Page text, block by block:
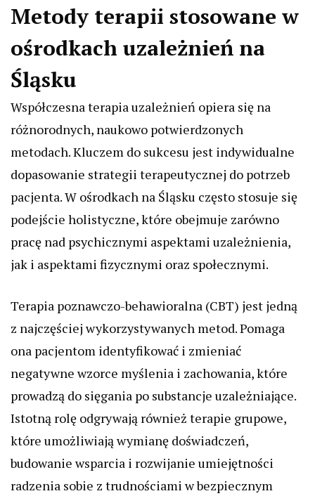
Metody terapii stosowane w
ośrodkach uzależnień na
Śląsku
Współczesna terapia uzależnień opiera się na
różnorodnych, naukowo potwierdzonych
metodach. Kluczem do sukcesu jest indywidualne
dopasowanie strategii terapeutycznej do potrzeb
pacjenta. W ośrodkach na Śląsku często stosuje się
podejście holistyczne, które obejmuje zarówno
pracę nad psychicznymi aspektami uzależnienia,
jak i aspektami fizycznymi oraz społecznymi.
Terapia poznawczo-behawioralna (CBT) jest jedną
z najczęściej wykorzystywanych metod. Pomaga
ona pacjentom identyfikować i zmieniać
negatywne wzorce myślenia i zachowania, które
prowadzą do sięgania po substancje uzależniające.
Istotną rolę odgrywają również terapie grupowe,
które umożliwiają wymianę doświadczeń,
budowanie wsparcia i rozwijanie umiejętności
radzenia sobie z trudnościami w bezpiecznym